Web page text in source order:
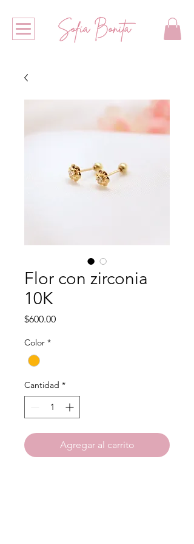
Flor con zirconia
10K
$600.00Precio
Color *
Cantidad *
Agregar al carrito